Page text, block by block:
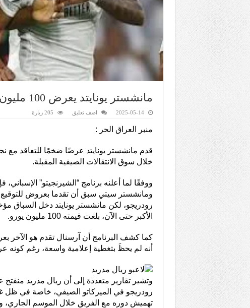
مانشستر يونايتد يعرض 100 مليون لضم نجم ريال مدريد
2025-05-14 اضف تعليق 205 زيارة
منبر العراق الحر :
قدم مانشستر يونايتد عرضًا ضخمًا للتعاقد مع
خلال سوق الانتقالات الصيفية المقبلة.
ووفقًا لما أعلنه برنامج “الشيرنجيتو” الإسباني،
ومانشستر سيتي سبق أن تقدما بعروض للتوقيع
رودريجو، لكن مانشستر يونايتد دخل السباق
الأكبر حتى الآن، بلغت قيمته 100 مليون يورو.
كما كشف البرنامج أن آرسنال تقدم هو الآخر
أنه لم يحظَ بتغطية إعلامية واسعة، رغم كونه
وتشير تقارير متعددة إلى أن ريال مدريد منفتح
رودريجو في الميركاتو الصيفي، خاصة في
تهميش دوره مع الفريق خلال الموسم الجاري،